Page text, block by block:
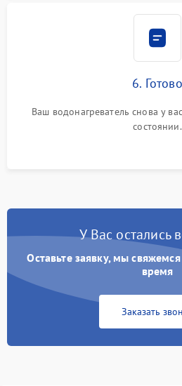
6. Готово
Ваш водонагреватель снова у
состоянии.
У Вас остались
Оставьте заявку, мы
время
Заказать